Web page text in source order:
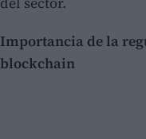
Importancia de la
blockchain